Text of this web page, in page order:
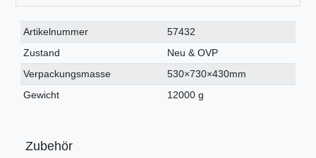
Technisches
Merkmal
Wert
Artikelnummer
57432
Zustand
Neu & OVP
Verpackungsmasse
530×730×430mm
Gewicht
12000 g
Zubehör